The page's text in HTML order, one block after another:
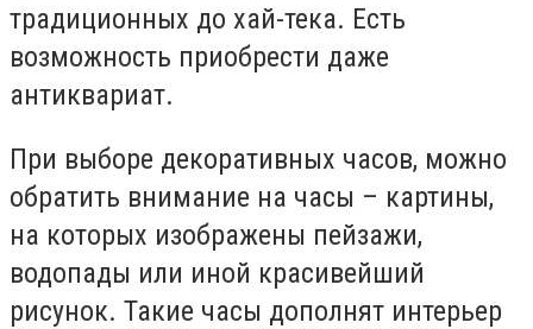
традиционных до хай-тека. Есть
возможность приобрести даже
антиквариат.
При выборе декоративных часов, можно
обратить внимание на часы – картины,
на которых изображены пейзажи,
водопады или иной красивейший
рисунок. Такие часы дополнят интерьер